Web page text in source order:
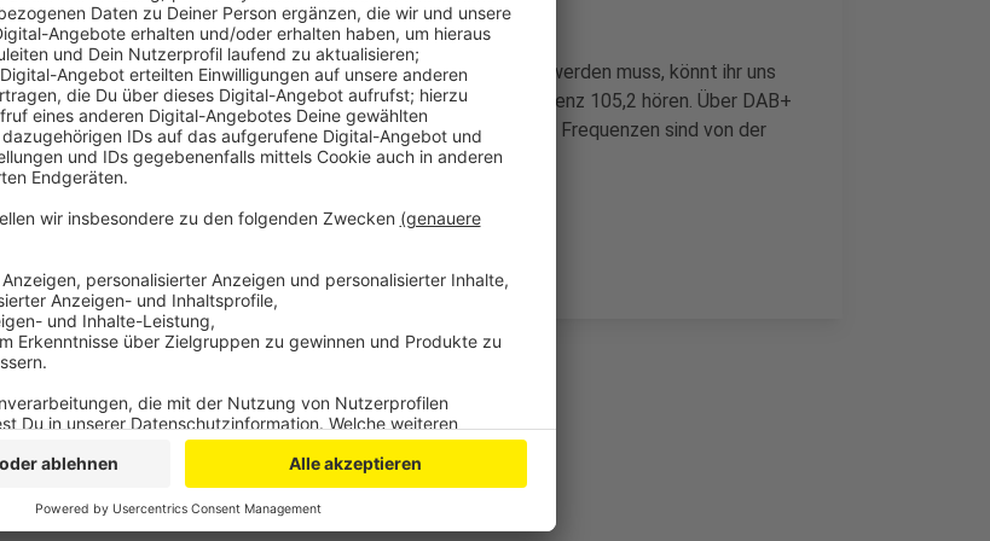
Weil der Mast in Lindlar für eine Prüfung komplett abgeschaltet werden muss, könnt ihr uns
zwischen kurz nach 10 und kurz vor eins nicht über die UKW Frequenz 105,2 hören. Über DAB+
und das Webradio sind wir weiter zu hören, auch alle anderen UKW Frequenzen sind von der
kurzzeitigen Abschaltung nicht betroffen.
Anzeige